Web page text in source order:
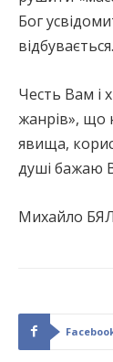
Бог
відбувається.
Честь Вам і
жанрів», що
явища,
душі бажаю
Михайло